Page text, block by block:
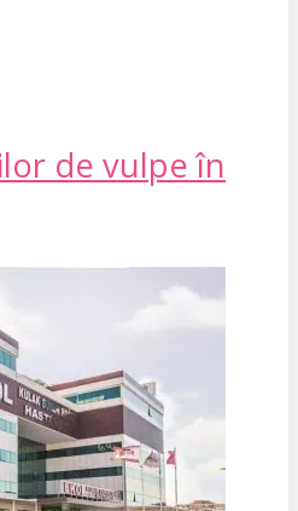
de vulpe în